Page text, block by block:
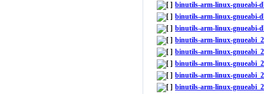
binutils-arm-linux-gnueabi-
binutils-arm-linux-gnueabi-
binutils-arm-linux-gnueabi-
binutils-arm-linux-
binutils-arm-linux-
binutils-arm-linux-
binutils-arm-linux-
binutils-arm-linux-